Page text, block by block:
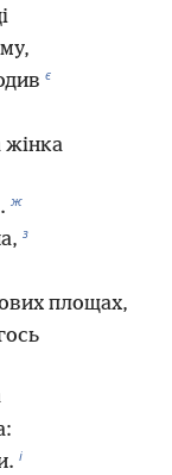
є
жінка
. ж
з
площах,
і